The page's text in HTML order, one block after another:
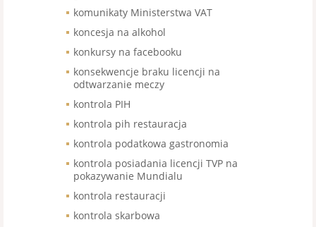
komunikaty Ministerstwa VAT
koncesja na alkohol
konkursy na facebooku
konsekwencje braku licencji na
odtwarzanie meczy
kontrola PIH
kontrola pih restauracja
kontrola podatkowa gastronomia
kontrola posiadania licencji TVP na
pokazywanie Mundialu
kontrola restauracji
kontrola skarbowa